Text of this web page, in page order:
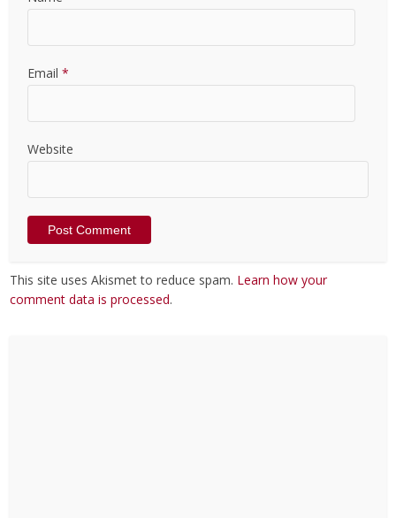
Email *
Website
This site uses Akismet to reduce spam. Learn how your
comment data is processed.